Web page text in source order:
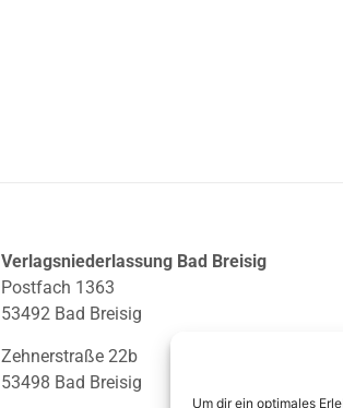
Um dir ein optimales
Verlagsniederlassung Bad Breisig
Postfach 1363
53492 Bad Breisig
Zehnerstraße 22b
53498 Bad Breisig